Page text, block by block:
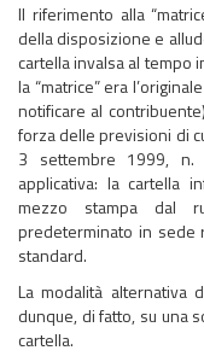
Il riferimento alla
della disposizione e
cartella invalsa al tempo
la “matrice” era
notificare al
forza delle previsioni di
3 settembre 1999,
applicativa: la cartella
mezzo stampa dal
predeterminato in sede
standard.
La modalità alternativa
dunque, di fatto, su una
cartella.